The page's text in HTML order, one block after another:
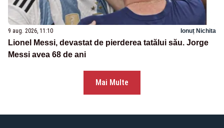
9 aug. 2026, 11:10 Ionuț Nichita
Lionel Messi, devastat de pierderea tatălui său. Jorge
Messi avea 68 de ani
Mai Multe